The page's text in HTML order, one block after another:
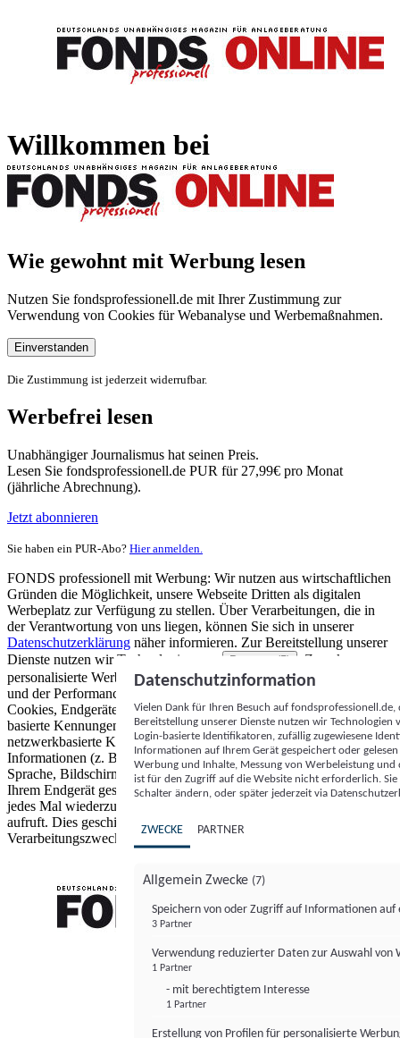
Willkommen bei
Wie gewohnt mit Werbung lesen
Nutzen Sie fondsprofessionell.de mit Ihrer Zustimmung zur
Verwendung von Cookies für Webanalyse und Werbemaßnahmen.
Einverstanden
Die Zustimmung ist jederzeit widerrufbar.
Werbefrei lesen
Unabhängiger Journalismus hat seinen Preis.
Lesen Sie fondsprofessionell.de PUR für 27,99€ pro Monat
(jährliche Abrechnung).
Jetzt abonnieren
Sie haben ein PUR-Abo? Hier anmelden.
FONDS professionell mit Werbung: Wir nutzen aus wirtschaftlichen
Gründen die Möglichkeit, unsere Webseite Dritten als digitalen
Werbeplatz zur Verfügung zu stellen. Über Verarbeitungen, die in
der Verantwortung von uns liegen, können Sie sich in unserer
Datenschutzerklärung näher informieren. Zur Bereitstellung unserer
Dienste nutzen wir Technologien von
Partnern (5)
. Zwecke:
personalisierte Werbung und Inhalte, Messung von Werbeleistung
und der Performance von Inhalten sowie Zielgruppenforschung.
Cookies, Endgeräte- oder ähnliche Online-Kennungen (z. B. login-
basierte Kennungen, zufällig generierte Kennungen,
netzwerkbasierte Kennungen) können zusammen mit anderen
Informationen (z. B. Browsertyp und Browserinformationen,
Sprache, Bildschirmgröße, unterstützte Technologien usw.) auf
Ihrem Endgerät gespeichert oder von dort ausgelesen werden, um es
jedes Mal wiederzuerkennen, wenn es eine App oder einer Webseite
aufruft. Dies geschieht für einen oder mehrere der hier aufgeführten
Verarbeitungszwecke.
Datenschutzinformation
Vielen Dank für Ihren Besuch auf
Bereitstellung unserer Dienste nutzen wir Technologien
Login-basierte Identifikatoren, zufällig zugewiesene
Informationen auf Ihrem Gerät gespeichert oder
Werbung und Inhalte, Messung von Werbeleistung
ist für den Zugriff auf die Website nicht erforderlich.
Schalter ändern, oder später jederzeit via
ZWECKE PARTNER
Allgemein Zwecke (7)
Speichern von oder Zugriff auf Informationen auf
3 Partner
Verwendung reduzierter Daten zur Auswahl von
1 Partner
- mit berechtigtem Interesse
1 Partner
Erstellung von Profilen für personalisierte
FONDS professionell